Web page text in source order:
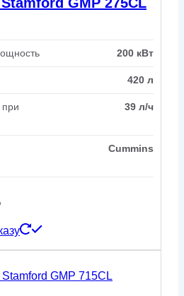
200 кВт
420 л
при
39 л/ч
Cummins